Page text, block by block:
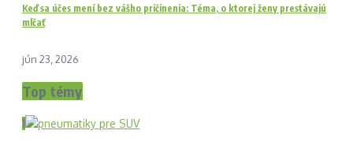
Keď sa účes mení bez vášho pričinenia: Téma, o ktorej ženy prestávajú
mlčať
jún 23, 2026
Top témy
1